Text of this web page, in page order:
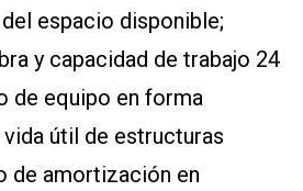
espacio disponible;
y capacidad de trabajo 24
de equipo en forma
útil de estructuras
de amortización en